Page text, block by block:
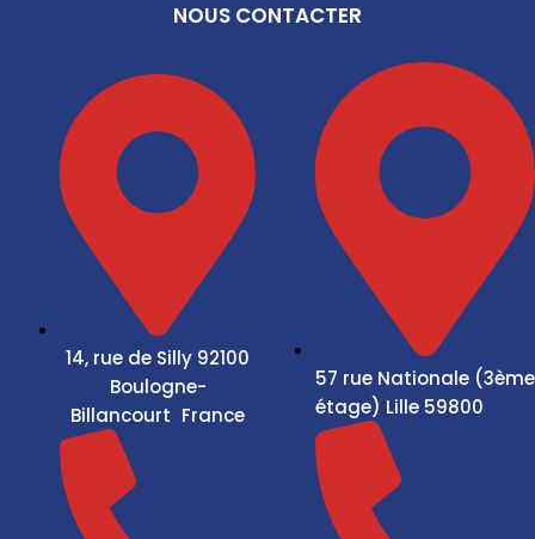
NOUS CONTACTER
14, rue de Silly 92100
Boulogne-
Billancourt France
57 rue Nationale (3ème
étage) Lille 59800